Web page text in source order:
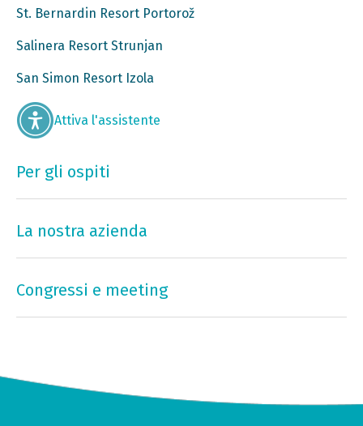
St. Bernardin Resort Portorož
Salinera Resort Strunjan
San Simon Resort Izola
Attiva l'assistente
Per gli ospiti
La nostra azienda
Congressi e meeting